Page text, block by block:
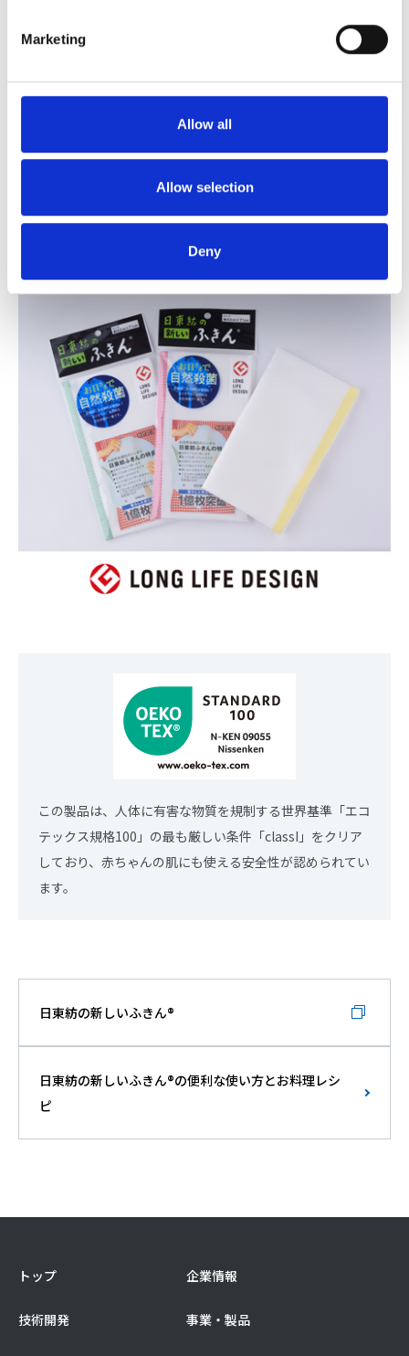
Marketing
Allow all
Allow selection
Deny
り誕生しました。「水をよく吸うこと」「洗って丈夫なこと」
求められる性能を満たすために様々な試験を行ってたどり着い
た、60年を超えて愛され続けるロングセラー商品です。
2015年にはグッドデザイン・ロングライフデザイン賞を受賞し
この製品は、人体に有害な物質を規制する世界基準「エコ
テックス規格100」の最も厳しい条件「classI」をクリア
しており、赤ちゃんの肌にも使える安全性が認められてい
ます。
日東紡の新しいふきん®
日東紡の新しいふきん®の便利な使い方とお料理レシ
ピ
トップ 企業情報
技術開発 事業・製品